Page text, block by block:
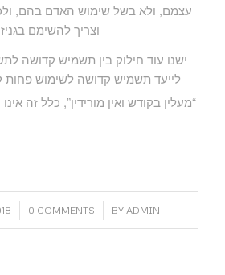
עצמם, ולא בשל שימוש האדם בהם,
וצריך להשימם
ישנו עוד חילוק בין תשמיש קדושה
לייעד תשמיש קדושה לשימוש פחות
“מעלין בקודש ואין מורידין”, כלל זה
0 COMMENTS
/ BY ADMIN